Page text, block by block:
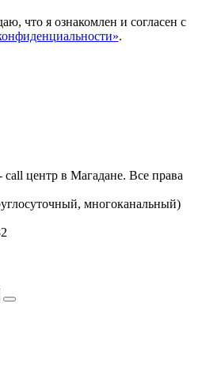
что я ознакомлен и согласен с
.
центр в Магадане. Все права
многоканальный)